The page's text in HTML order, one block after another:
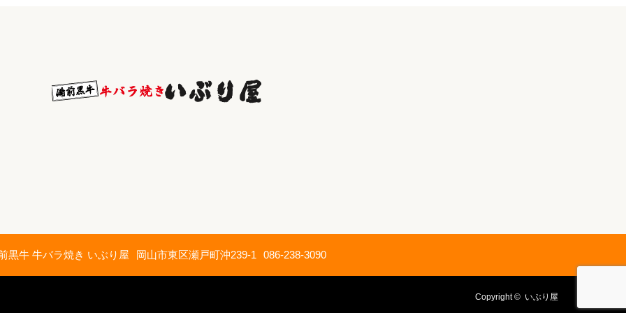
黒牛 牛バラ焼き いぶり屋 岡山市東区瀬戸町沖239-1 086-238-3090
Copyright © いぶり屋